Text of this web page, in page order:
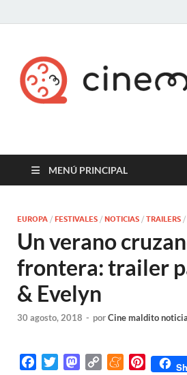
Cine maldito
MENÚ PRINCIPAL
EUROPA / FESTIVALES / NOTICIAS / TRAILERS /
Un verano
frontera: trailer
& Evelyn
30 agosto, 2018 - porCine maldito
M
M
P